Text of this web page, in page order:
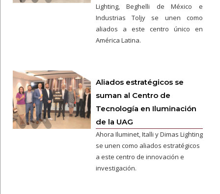
Lighting, Beghelli de México e
Industrias Toljy se unen como
aliados a este centro único en
América Latina.
Aliados estratégicos se
suman al Centro de
Tecnología en Iluminación
de la UAG
Ahora Iluminet, Italli y Dimas Lighting
se unen como aliados estratégicos
a este centro de innovación e
investigación.